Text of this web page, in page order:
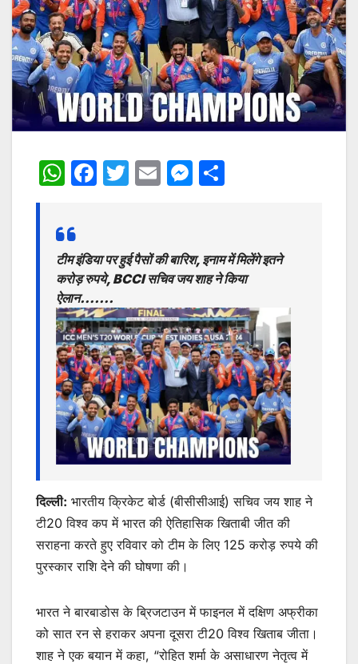
W
at
s
A
p
p
F
e
b
o
o
k
T
er
E
l
M
s
e
n
g
er
e
टीम इंडिया पर हुई पैसों की बारिश, इनाम में मिलेंगे इतने
करोड़ रुपये, BCCI सचिव जय शाह ने किया
ऐलान…….
दिल्ली: भारतीय क्रिकेट बोर्ड (बीसीसीआई) सचिव जय शाह ने
टी20 विश्व कप में भारत की ऐतिहासिक खिताबी जीत की
सराहना करते हुए रविवार को टीम के लिए 125 करोड़ रुपये की
पुरस्कार राशि देने की घोषणा की।
भारत ने बारबाडोस के ब्रिजटाउन में फाइनल में दक्षिण अफ्रीका
को सात रन से हराकर अपना दूसरा टी20 विश्व खिताब जीता।
शाह ने एक बयान में कहा, “रोहित शर्मा के असाधारण नेतृत्व में